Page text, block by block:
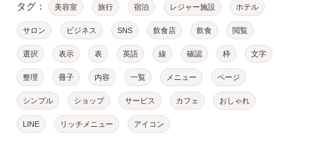
タグ： 美容室 旅行 宿泊 レジャー施設 ホテル
サロン ビジネス SNS 飲食店 飲食 閲覧
選択 表示 表 英語 線 確認 枠 文字
整理 冊子 内容 一覧 メニュー ページ
シンプル ショップ サービス カフェ おしゃれ
LINE リッチメニュー アイコン